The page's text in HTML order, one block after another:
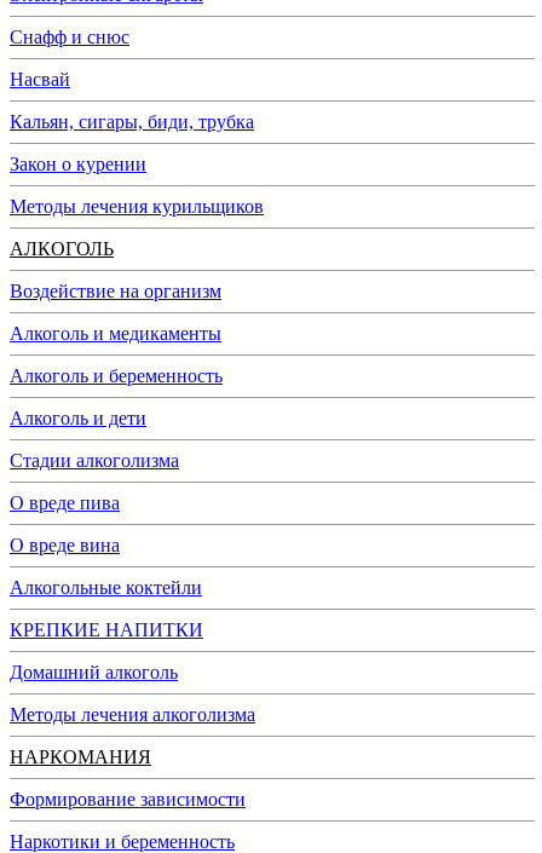
Снафф и снюс
Насвай
Кальян, сигары, биди, трубка
Закон о курении
Методы лечения курильщиков
АЛКОГОЛЬ
Воздействие на организм
Алкоголь и медикаменты
Алкоголь и беременность
Алкоголь и дети
Стадии алкоголизма
О вреде пива
О вреде вина
Алкогольные коктейли
КРЕПКИЕ НАПИТКИ
Домашний алкоголь
Методы лечения алкоголизма
НАРКОМАНИЯ
Формирование зависимости
Наркотики и беременность